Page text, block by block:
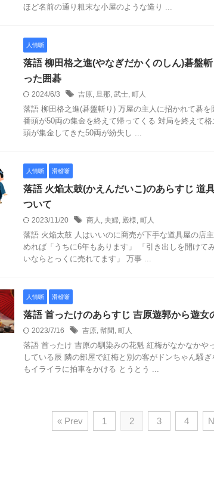
ほど名前の通り粗末な小屋のような造り ...
人情噺
落語 柳田格之進(やなぎだかくのしん)碁盤
った囲碁
2024/6/3 吉原, 旦那, 武士, 町人
落語 柳田格之進(碁盤斬り) 万屋の主人に招かれて碁
番頭が50両の集金を終えて帰ってくる 対局を終えて
頭が集金してきた50両が紛失し ...
人情噺 滑稽噺
落語 火焔太鼓(かえんだいこ)のあらすじ 道
ついて
2023/11/20 商人 , 夫婦, 殿様, 町人
落語 火焔太鼓 人はいいのに商売が下手な道具屋の店
めれば「うちに6年もあります」 「引き出しを開けて
いならとっくに売れてます」 万事 ...
人情噺 滑稽噺
落語 首ったけのあらすじ 吉原遊郭から遊女
2023/7/16 吉原, 幇間 , 町人
落語 首ったけ 吉原の馴染みの花魁 紅梅がなかなかや
している辰 隣の部屋で紅梅と別の客がドンちゃん騒
もイライラに拍車をかける とうとう ...
« Prev 1 2 3 4